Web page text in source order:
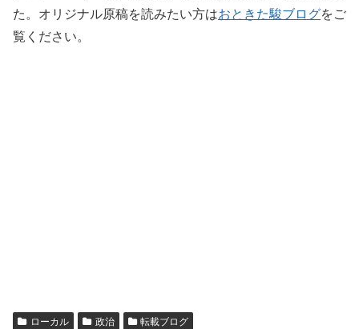
た。オリジナル原稿を読みたい方はおときた駿ブログをご
覧ください。
ローカル 政治 転載ブログ